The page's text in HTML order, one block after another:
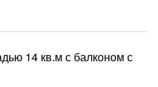
14 кв.м с балконом с